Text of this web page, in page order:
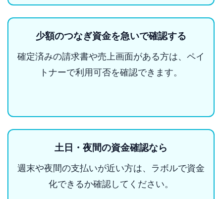
少額のつなぎ資金を急いで確認する
確定済みの請求書や売上画面がある方は、ペイ
トナーで利用可否を確認できます。
土日・夜間の資金確認なら
週末や夜間の支払いが近い方は、ラボルで資金
化できるか確認してください。